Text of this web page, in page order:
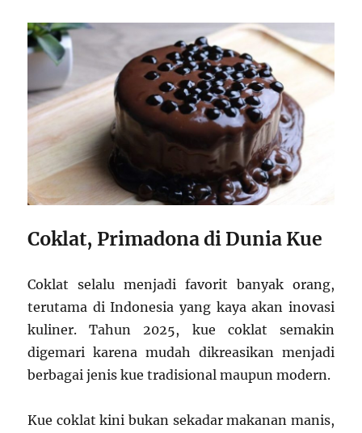
Coklat, Primadona di Dunia Kue
Coklat selalu menjadi favorit banyak orang,
terutama di Indonesia yang kaya akan inovasi
kuliner. Tahun 2025, kue coklat semakin
digemari karena mudah dikreasikan menjadi
berbagai jenis kue tradisional maupun modern.
Kue coklat kini bukan sekadar makanan manis,